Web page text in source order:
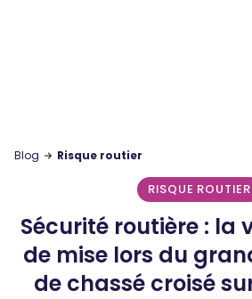
Blog Risque routier
RISQUE ROUTIER
Sécurité routière : la
de mise lors du
de chassé croisé